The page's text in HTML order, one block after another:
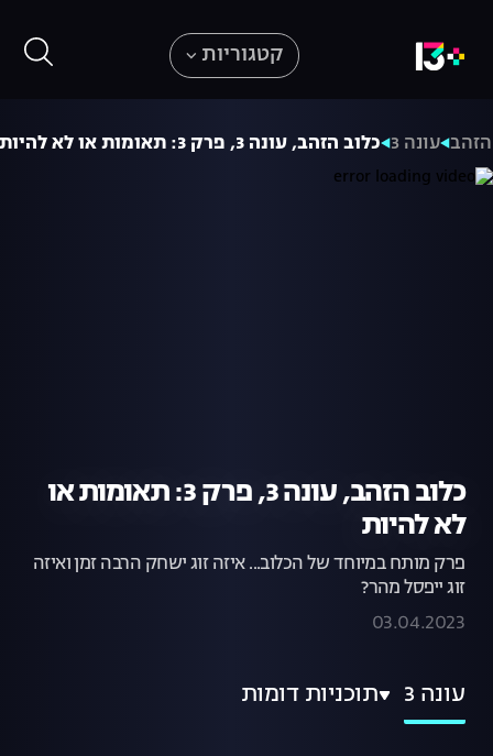
קטגוריות
עונה 3 כלוב הזהב, עונה 3, פרק 3: תאומות או לא להיות
כלוב הזהב, עונה 3, פרק 3: תאומות או
לא להיות
פרק מותח במיוחד של הכלוב... איזה זוג ישחק הרבה זמן ואיזה
זוג ייפסל מהר?
03.04.2023
עונה 3 תוכניות דומות